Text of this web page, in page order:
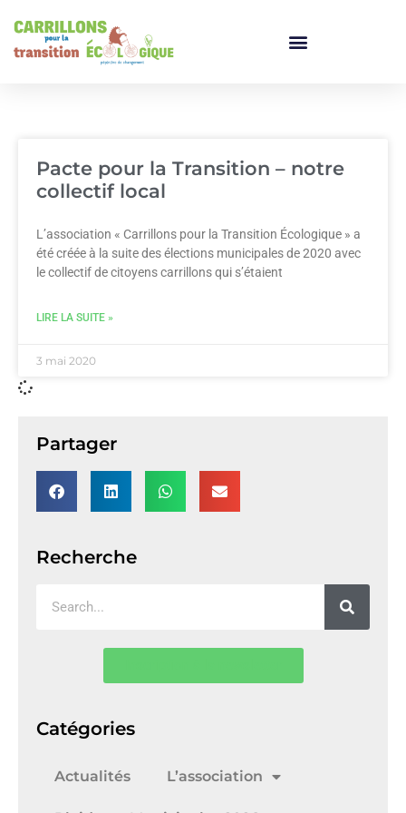
Pacte pour la Transition – notre
collectif local
L’association « Carrillons pour la Transition Écologique » a
été créée à la suite des élections municipales de 2020 avec
le collectif de citoyens carrillons qui s’étaient
LIRE LA SUITE »
3 mai 2020
Partager
Recherche
Catégories
Actualités L’association